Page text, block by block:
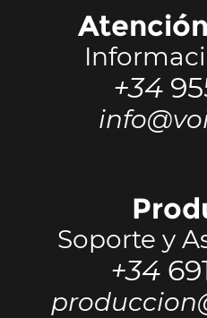
+34
Soporte y
+34